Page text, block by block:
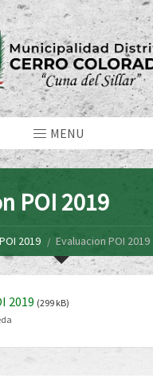
MENU
POI 2019
2019 Evaluacion POI 2019
2019 (299 kB)